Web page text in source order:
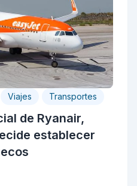
Viajes Transportes
de Ryanair,
establecer